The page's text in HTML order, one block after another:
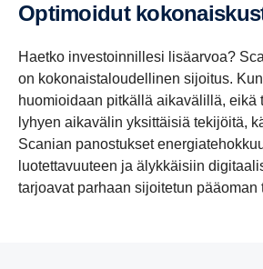
Optimoidut
Haetko investoinnillesi lisäarvoa?
on kokonaistaloudellinen sijoitus.
huomioidaan pitkällä aikavälillä, eikä
lyhyen aikavälin yksittäisiä tekijöitä,
Scanian panostukset
luotettavuuteen ja älykkäisiin
tarjoavat parhaan sijoitetun pääoman